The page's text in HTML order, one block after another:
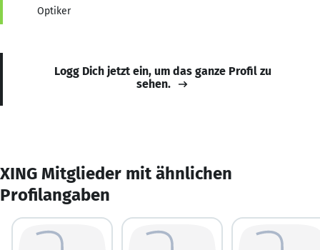
Optiker
Logg Dich jetzt ein, um das ganze Profil zu
sehen.
XING Mitglieder mit ähnlichen
Profilangaben